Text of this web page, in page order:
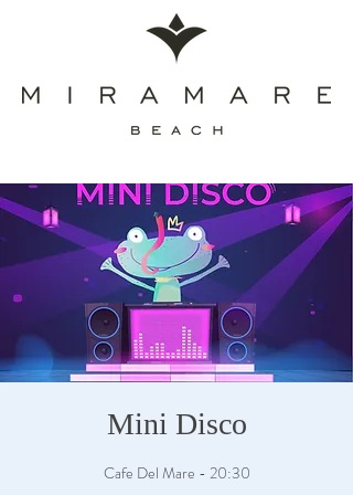
Mini Disco
Cafe Del Mare - 20:30